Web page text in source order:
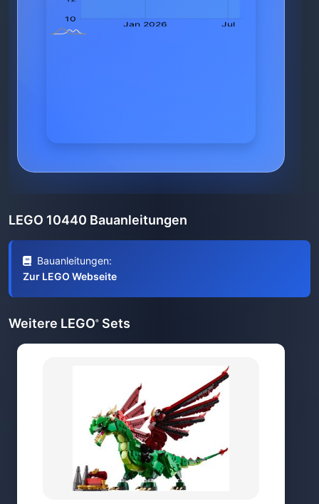
LEGO 10440 Bauanleitungen
Bauanleitungen:
Zur LEGO Webseite
Weitere LEGO® Sets